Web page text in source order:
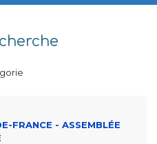
FRANCE - ASSEMBLÉE